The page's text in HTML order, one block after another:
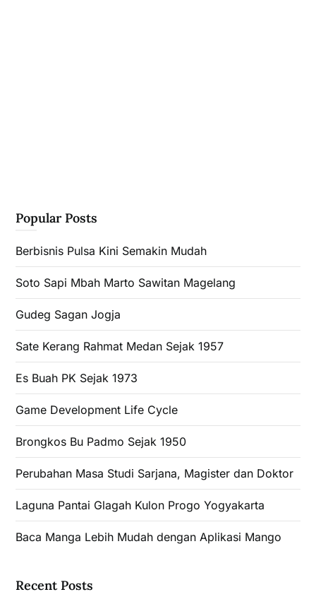
Popular Posts
Berbisnis Pulsa Kini Semakin Mudah
Soto Sapi Mbah Marto Sawitan Magelang
Gudeg Sagan Jogja
Sate Kerang Rahmat Medan Sejak 1957
Es Buah PK Sejak 1973
Game Development Life Cycle
Brongkos Bu Padmo Sejak 1950
Perubahan Masa Studi Sarjana, Magister dan Doktor
Laguna Pantai Glagah Kulon Progo Yogyakarta
Baca Manga Lebih Mudah dengan Aplikasi Mango
Recent Posts